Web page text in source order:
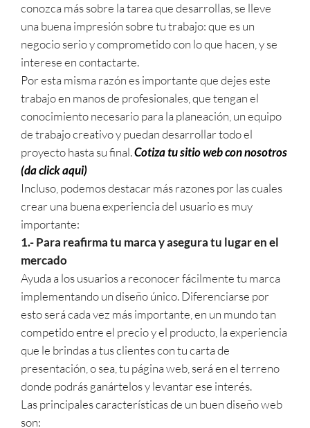
conozca más sobre la tarea que desarrollas, se lleve
una buena impresión sobre tu trabajo: que es un
negocio serio y comprometido con lo que hacen, y se
interese en contactarte.
Por esta misma razón es importante que dejes este
trabajo en manos de profesionales, que tengan el
conocimiento necesario para la planeación, un equipo
de trabajo creativo y puedan desarrollar todo el
proyecto hasta su final.Cotiza tu sitio web con nosotros
(da click aqui)
Incluso, podemos destacar más razones por las cuales
crear una buena experiencia del usuario es muy
importante:
1.- Para reafirma tu marca y asegura tu lugar en el
mercado
Ayuda a los usuarios a reconocer fácilmente tu marca
implementando un diseño único. Diferenciarse por
esto será cada vez más importante, en un mundo tan
competido entre el precio y el producto, la experiencia
que le brindas a tus clientes con tu carta de
presentación, o sea, tu página web, será en el terreno
donde podrás ganártelos y levantar ese interés.
Las principales características de un buen diseño web
son: